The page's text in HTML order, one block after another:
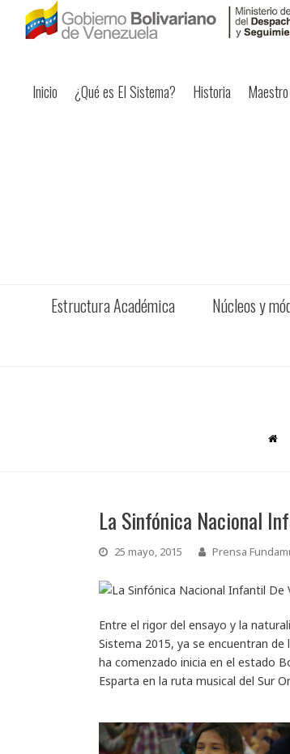
Inicio ¿Qué es El Sistema? Historia
Estructura Académica Núcleos y
La Sinfónica Nacional
25 mayo, 2015 Prensa
Entre el rigor del ensayo y la
Sistema 2015, ya se encuentran
ha comenzado inicia en el estado
Esparta en la ruta musical del Sur